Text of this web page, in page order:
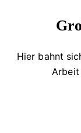
Hier bahnt